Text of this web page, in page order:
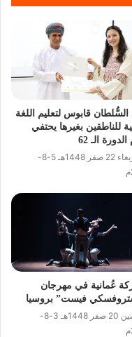
السُّلطان قابوس لتعليم اللغة
للناطقين بغيرها يحتفي
الـ 62
الأربعاء 22 صفر 1448هـ 5-8-
عُمانية في مهرجان
فيست” بروسيا
الأثنين 20 صفر 1448هـ 3-8-